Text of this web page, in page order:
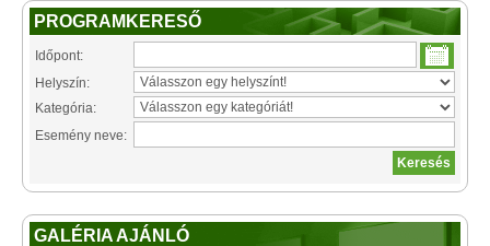
PROGRAMKERESŐ
Időpont:
Helyszín:
Kategória:
Esemény neve:
GALÉRIA AJÁNLÓ